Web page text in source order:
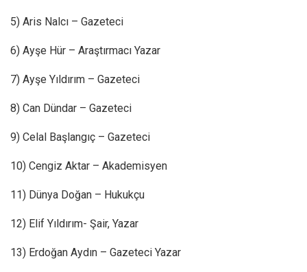
5) Aris Nalcı – Gazeteci
6) Ayşe Hür – Araştırmacı Yazar
7) Ayşe Yıldırım – Gazeteci
8) Can Dündar – Gazeteci
9) Celal Başlangıç – Gazeteci
10) Cengiz Aktar – Akademisyen
11) Dünya Doğan – Hukukçu
12) Elif Yıldırım- Şair, Yazar
13) Erdoğan Aydın – Gazeteci Yazar